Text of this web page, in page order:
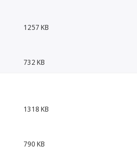
1257 KB
732 KB
1318 KB
790 KB